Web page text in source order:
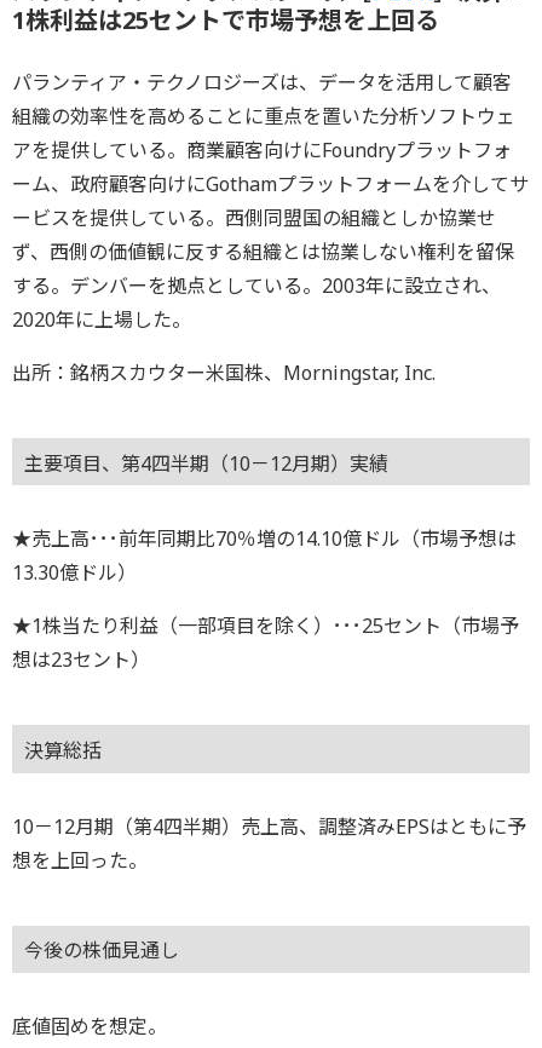
1株利益は25セントで市場予想を上回る
パランティア・テクノロジーズは、データを活用して顧客
組織の効率性を高めることに重点を置いた分析ソフトウェ
アを提供している。商業顧客向けにFoundryプラットフォ
ーム、政府顧客向けにGothamプラットフォームを介してサ
ービスを提供している。西側同盟国の組織としか協業せ
ず、西側の価値観に反する組織とは協業しない権利を留保
する。デンバーを拠点としている。2003年に設立され、
2020年に上場した。
出所：銘柄スカウター米国株、Morningstar, Inc.
主要項目、第4四半期（10－12月期）実績
★売上高･･･前年同期比70％増の14.10億ドル（市場予想は
13.30億ドル）
★1株当たり利益（一部項目を除く）･･･25セント（市場予
想は23セント）
決算総括
10－12月期（第4四半期）売上高、調整済みEPSはともに予
想を上回った。
今後の株価見通し
底値固めを想定。